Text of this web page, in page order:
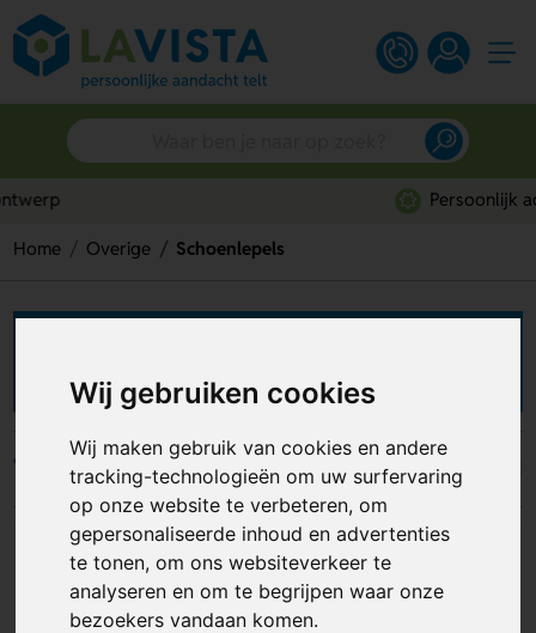
Wij gebruiken cookies
Wij maken gebruik van cookies en andere
tracking-technologieën om uw surfervaring
op onze website te verbeteren, om
gepersonaliseerde inhoud en advertenties
te tonen, om ons websiteverkeer te
analyseren en om te begrijpen waar onze
bezoekers vandaan komen.
Home Overige Schoenlepels
Filters